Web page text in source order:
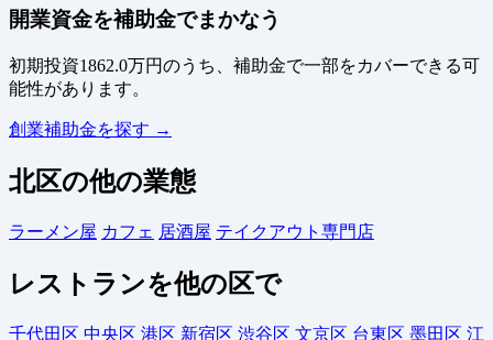
開業資金を補助金でまかなう
初期投資1862.0万円のうち、補助金で一部をカバーできる可
能性があります。
創業補助金を探す →
北区の他の業態
ラーメン屋 カフェ 居酒屋 テイクアウト専門店
レストランを他の区で
千代田区 中央区 港区 新宿区 渋谷区 文京区 台東区 墨田区 江